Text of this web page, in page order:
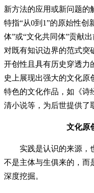
新方法的应用或新问题的
特指“从0到1”的原始性创
体”或“文化共同体”贡献
对既有知识边界的范式突
开创性且具有历史穿透力
史上展现出强大的文化原
特色的文化作品，如《诗
清小说等，为后世提供了
文化原
实践是认识的来源，也
不是主体与生俱来的，而
深度挖掘。